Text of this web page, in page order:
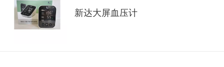
新达大屏血压计